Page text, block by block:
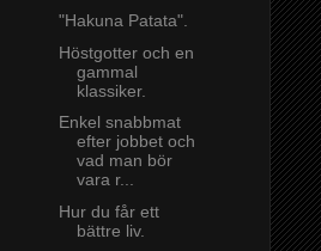
"Hakuna Patata".
Höstgotter och en
gammal
klassiker.
Enkel snabbmat
efter jobbet och
vad man bör
vara r...
Hur du får ett
bättre liv.